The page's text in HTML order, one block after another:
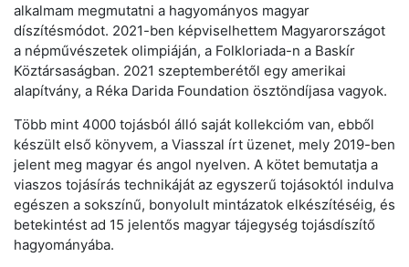
alkalmam megmutatni a hagyományos magyar
díszítésmódot. 2021-ben képviselhettem Magyarországot
a népművészetek olimpiáján, a Folkloriada-n a Baskír
Köztársaságban. 2021 szeptemberétől egy amerikai
alapítvány, a Réka Darida Foundation ösztöndíjasa vagyok.
Több mint 4000 tojásból álló saját kollekcióm van, ebből
készült első könyvem, a Viasszal írt üzenet, mely 2019-ben
jelent meg magyar és angol nyelven. A kötet bemutatja a
viaszos tojásírás technikáját az egyszerű tojásoktól indulva
egészen a sokszínű, bonyolult mintázatok elkészítéséig, és
betekintést ad 15 jelentős magyar tájegység tojásdíszítő
hagyományába.